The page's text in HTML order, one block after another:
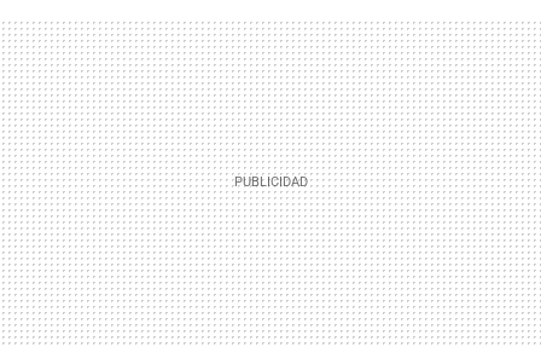
MAIL